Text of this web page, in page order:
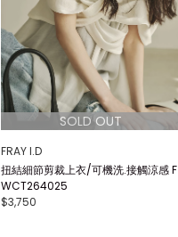
FRAY I.D
扭結細節剪裁上衣/可機洗.接觸涼感 F
WCT264025
$3,750